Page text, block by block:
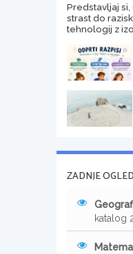
Predstavljaj
strast do
tehnologij z
ZADNJE
katalog